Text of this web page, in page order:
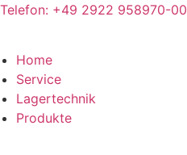
Telefon: +49 2922 958970-00
Home
Service
Lagertechnik
Produkte